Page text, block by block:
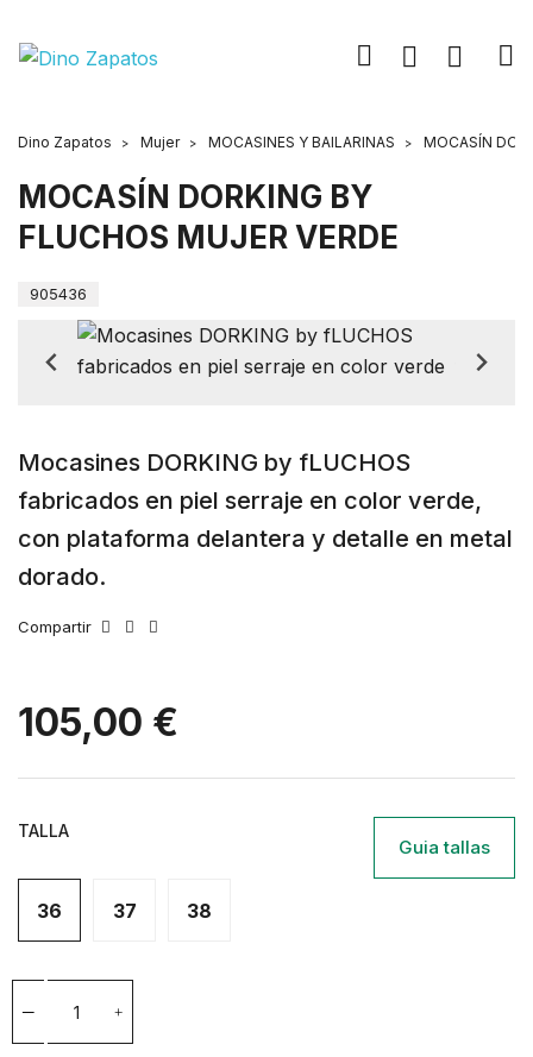
Dino Zapatos Mujer MOCASINES Y BAILARINAS MOCASÍN
MOCASÍN DORKING BY
FLUCHOS MUJER VERDE
905436
Mocasines DORKING by fLUCHOS
fabricados en piel serraje en color verde,
con plataforma delantera y detalle en metal
dorado.
Compartir
105,00 €
TALLA
Guia tallas
36 37 38